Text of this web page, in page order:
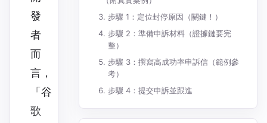
發
者
而
言，
「谷
歌
步驟 1：定位封停原因（關鍵！）
步驟 2：準備申訴材料（證據鏈要完
整）
步驟 3：撰寫高成功率申訴信（範例參
考）
步驟 4：提交申訴並跟進